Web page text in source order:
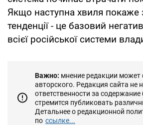
Якщо наступна хвиля покаже
тенденції - це базовий
всієї російської системи
Важно: мнение редакции может
авторского. Редакция сайта не
ответственности за содержание
стремится публиковать
Детальнее о редакционной
по ссылке...